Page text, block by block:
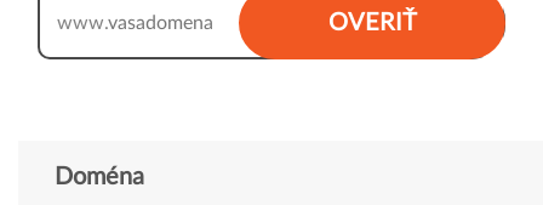
OVERIŤ
www.
Doména